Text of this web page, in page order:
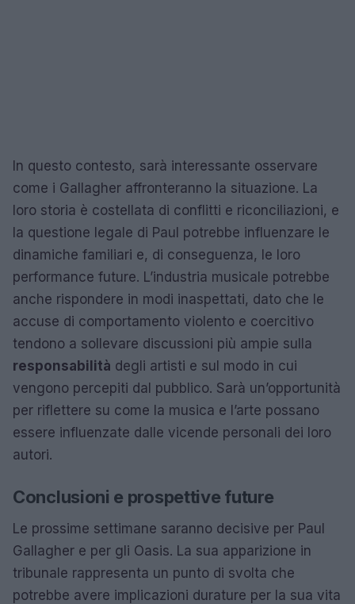
In questo contesto, sarà interessante osservare
come i Gallagher affronteranno la situazione. La
loro storia è costellata di conflitti e riconciliazioni, e
la questione legale di Paul potrebbe influenzare le
dinamiche familiari e, di conseguenza, le loro
performance future. L’industria musicale potrebbe
anche rispondere in modi inaspettati, dato che le
accuse di comportamento violento e coercitivo
tendono a sollevare discussioni più ampie sulla
responsabilità degli artisti e sul modo in cui
vengono percepiti dal pubblico. Sarà un’opportunità
per riflettere su come la musica e l’arte possano
essere influenzate dalle vicende personali dei loro
autori.
Conclusioni e prospettive future
Le prossime settimane saranno decisive per Paul
Gallagher e per gli Oasis. La sua apparizione in
tribunale rappresenta un punto di svolta che
potrebbe avere implicazioni durature per la sua vita